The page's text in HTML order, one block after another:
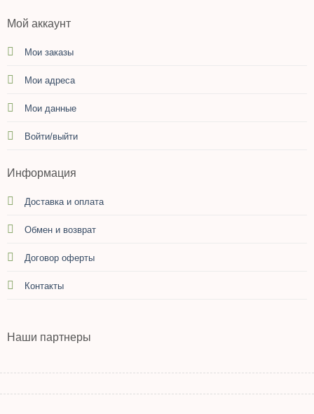
Мой аккаунт
Мои заказы
Мои адреса
Мои данные
Войти/выйти
Информация
Доставка и оплата
Обмен и возврат
Договор оферты
Контакты
Наши партнеры